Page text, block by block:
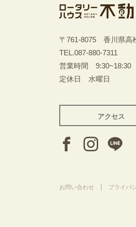
〒761-8075 香川県高
TEL.087-880-7311
営業時間 9:30~18:30
定休日 水曜日
アクセス
お問い合わせ プライバ